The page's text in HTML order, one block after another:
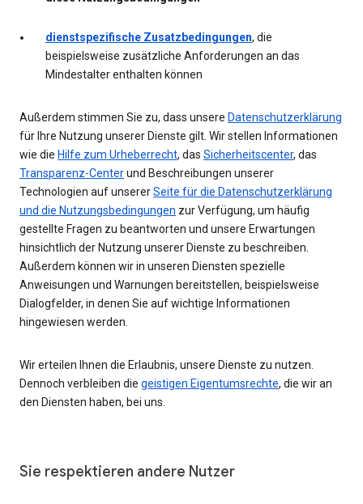
dienstspezifische Zusatzbedingungen, die
beispielsweise zusätzliche Anforderungen an das
Mindestalter enthalten können
Außerdem stimmen Sie zu, dass unsere Datenschutzerklärung
für Ihre Nutzung unserer Dienste gilt. Wir stellen Informationen
wie die Hilfe zum Urheberrecht, das Sicherheitscenter, das
Transparenz-Centerund Beschreibungen unserer
Technologien auf unsererSeite für die Datenschutzerklärung
und die Nutzungsbedingungen zur Verfügung, um häufig
gestellte Fragen zu beantworten und unsere Erwartungen
hinsichtlich der Nutzung unserer Dienste zu beschreiben.
Außerdem können wir in unseren Diensten spezielle
Anweisungen und Warnungen bereitstellen, beispielsweise
Dialogfelder, in denen Sie auf wichtige Informationen
hingewiesen werden.
Wir erteilen Ihnen die Erlaubnis, unsere Dienste zu nutzen.
Dennoch verbleiben die geistigen Eigentumsrechte, die wir an
den Diensten haben, bei uns.
Sie respektieren andere Nutzer